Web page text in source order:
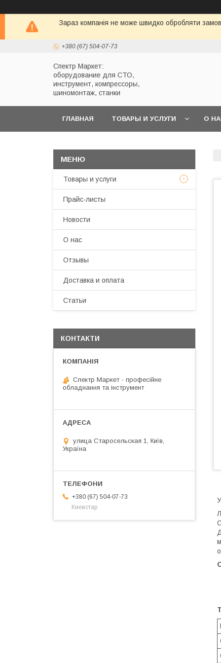
Зараз компанія не може швидко обробляти
+380 (67) 504-07-73
Спектр Маркет:
оборудование для СТО,
инструмент, компрессоры,
шиномонтаж, станки
ГЛАВНАЯ ТОВАРЫ И УСЛУГИ О
Товары и услуги
Прайс-листы
Новости
О нас
Отзывы
Доставка и оплата
Статьи
КОНТАКТИ
Спектр Маркет - професійне
обладнання та інструмент
улица Старосельская 1, Київ,
Україна
+380 (67) 504-07-73
Киевстар